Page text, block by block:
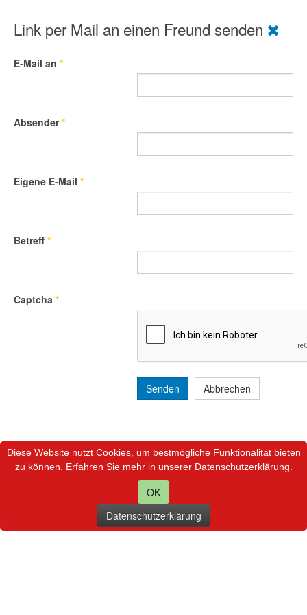
Link per Mail an einen Freund senden
E-Mail an *
Absender*
Eigene E-Mail *
Betreff *
Captcha *
Senden Abbrechen
Diese Website nutzt Cookies, um bestmögliche Funktionalität bieten
zu können. Erfahren Sie mehr in unserer Datenschutzerklärung.
OK
Datenschutzerklärung